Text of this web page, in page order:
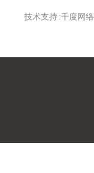
技术支持 :千度网络